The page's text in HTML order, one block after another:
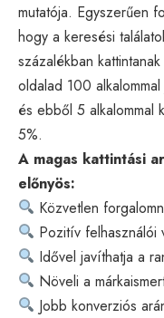
mutatója. Egyszerűen
hogy a keresési
százalékban
oldalad 100
és ebből 5 alkalommal
5%.
A magas kattintási
előnyös:
Közvetlen
Pozitív felhasználói
Idővel javíthatja a
Növeli a
Jobb konverziós